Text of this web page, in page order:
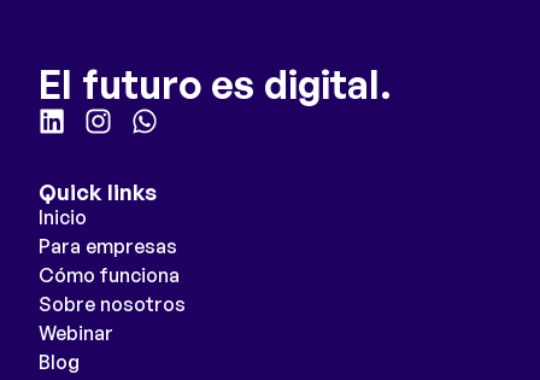
El futuro es digital.
Quick links
Inicio
Para empresas
Cómo funciona
Sobre nosotros
Webinar
Blog